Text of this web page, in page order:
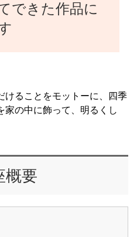
できた作品に
けることをモットーに、四季
家の中に飾って、明るくし
概要